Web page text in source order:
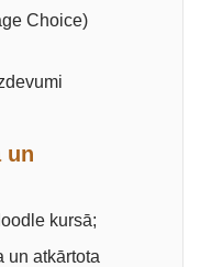
Choice)
un
kursā;
un atkārtota